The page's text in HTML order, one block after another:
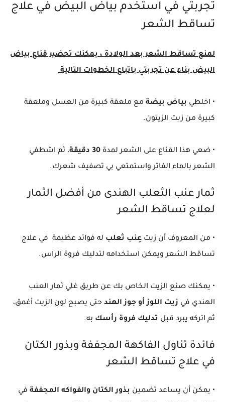
تجربتي في استخدم بياض البيض في علاج
تساقط الشعر
لمنع تساقط الشعر بعد الولادة ، يمكنك تحضير قناع بياض
البيض بناء عن تجربتي باتباع الخطوات التالية
• اخلطي بياض بيضة مع ملعقة كبيرة من العسل وملعقة
كبيرة من زيت الزيتون.
• ضعي هذا القناع على الشعر لمدة 30 دقيقة
، ثم اشطفي
الشعر بالماء الفاتر واستمتعي بي تصفيف شعرك.
ثمار عنب الثعلب الهندى من أفضل الثمار
لعلاج تساقط الشعر
• من المعروف أن زيت عِنب ثعلب له فوائد عظيمة في علاج
تساقط الشعر ويمكن استخدامه لتدليك فروة الراس.
• يمكنك صنع الزيت الخاص بك عن طريق غلي ثمار العنب
الهندي في زيت اللوز أو جوز الهند حتى يصبح لون الزيت أغمق،
ثم اتركه يبرد قبل تدليك فروة رأسك به.
فائدة تناول الفاكهة المجففة وبذور الكتان
في علاج تساقط الشعر
• يمكن أن يساعد تضمين بذور الكتان والفواكه المجففة في